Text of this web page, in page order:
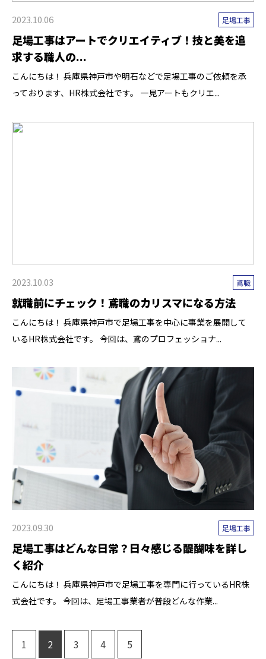
2023.10.06 足場工事
足場工事はアートでクリエイティブ！技と美を追
求する職人の...
こんにちは！ 兵庫県神戸市や明石などで足場工事のご依頼を承
っております、HR株式会社です。 一見アートもクリエ...
2023.10.03 鳶職
就職前にチェック！鳶職のカリスマになる方法
こんにちは！ 兵庫県神戸市で足場工事を中心に事業を展開して
いるHR株式会社です。 今回は、鳶のプロフェッショナ...
2023.09.30 足場工事
足場工事はどんな日常？日々感じる醍醐味を詳し
く紹介
こんにちは！ 兵庫県神戸市で足場工事を専門に行っているHR株
式会社です。 今回は、足場工事業者が普段どんな作業...
1 2 3 4 5